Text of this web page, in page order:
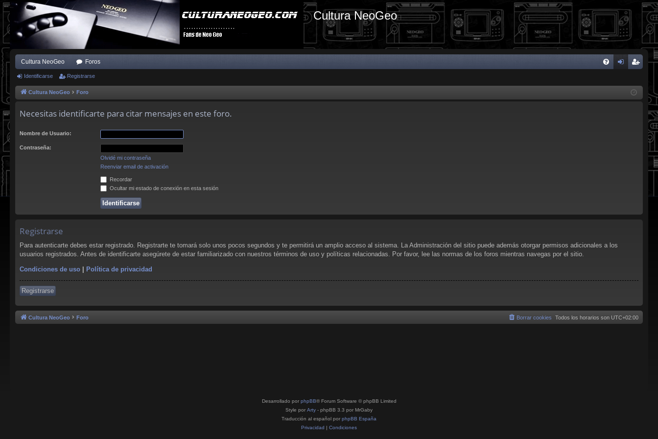
Cultura NeoGeo
Cultura NeoGeo Foros
ist
Identificarse Registrarse
Cultura NeoGeo Foro
Necesitas identificarte para citar mensajes en este foro.
Nombre de Usuario:
Contraseña:
Olvidé mi contraseña
Reenviar email de activación
Recordar
Ocultar mi estado de conexión en esta sesión
Registrarse
Para autenticarte debes estar registrado. Registrarte te tomará solo unos pocos segundos y te permitirá un amplio acceso al sistema. La Administración del sitio puede además otorgar permisos adicionales a los
usuarios registrados. Antes de identificarte asegúrete de estar familiarizado con nuestros términos de uso y políticas relacionadas. Por favor, lee las normas de los foros mientras navegas por el sitio.
Condiciones de uso | Política de privacidad
Registrarse
Cultura NeoGeo Foro Todos los horarios son UTC+02:00
Borrar cookies
Desarrollado por phpBB® Forum Software © phpBB Limited
Style por Arty - phpBB 3.3 por MrGaby
Traducción al español por phpBB España
Privacidad | Condiciones